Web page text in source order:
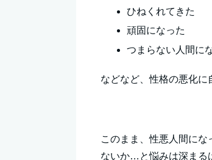
ひねくれてきた
頑固になった
つまらない人間に
などなど、性格の悪化に
このまま、性悪人間に
ないか…と悩みは深まる